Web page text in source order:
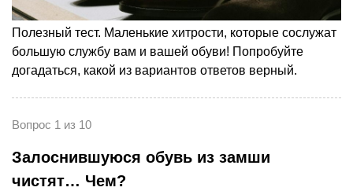
Полезный тест. Маленькие хитрости, которые сослужат
большую службу вам и вашей обуви! Попробуйте
догадаться, какой из вариантов ответов верный.
Вопрос 1 из 10
Залоснившуюся обувь из замши
чистят… Чем?